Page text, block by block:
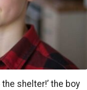
the shelter!’ the boy